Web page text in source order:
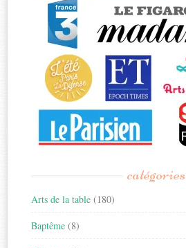
catégories
Arts de la table (180)
Baptême (8)